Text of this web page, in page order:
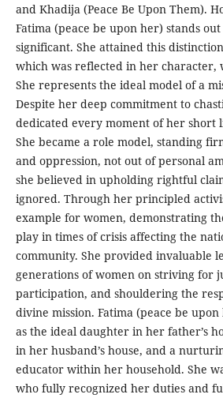
and Khadija (Peace Be Upon Them).
Fatima (peace be upon her) stands
significant. She attained this
which was reflected in her character,
She represents the ideal model of a
Despite her deep commitment to
dedicated every moment of her short
She became a role model, standing
and oppression, not out of personal
she believed in upholding rightful
ignored. Through her principled
example for women, demonstrating
play in times of crisis affecting the
community. She provided invaluable
generations of women on striving for
participation, and shouldering the
divine mission. Fatima (peace be
as the ideal daughter in her father’s
in her husband’s house, and a
educator within her household. She
who fully recognized her duties and